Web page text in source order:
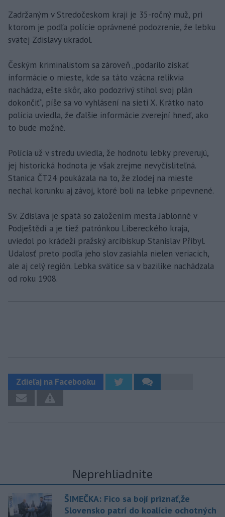
Zadržaným v Stredočeskom kraji je 35-ročný muž, pri
ktorom je podľa polície oprávnené podozrenie, že lebku
svätej Zdislavy ukradol.
Českým kriminalistom sa zároveň „podarilo získať
informácie o mieste, kde sa táto vzácna relikvia
nachádza, ešte skôr, ako podozrivý stihol svoj plán
dokončiť“, píše sa vo vyhlásení na sieti X. Krátko nato
polícia uviedla, že ďalšie informácie zverejní hneď, ako
to bude možné.
Polícia už v stredu uviedla, že hodnotu lebky preverujú,
jej historická hodnota je však zrejme nevyčísliteľná.
Stanica ČT24 poukázala na to, že zlodej na mieste
nechal korunku aj závoj, ktoré boli na lebke pripevnené.
Sv. Zdislava je spätá so založením mesta Jablonné v
Podještědí a je tiež patrónkou Libereckého kraja,
uviedol po krádeži pražský arcibiskup Stanislav Přibyl.
Udalosť preto podľa jeho slov zasiahla nielen veriacich,
ale aj celý región. Lebka svätice sa v bazilike nachádzala
od roku 1908.
Zdieľaj na Facebooku
Neprehliadnite
ŠIMEČKA: Fico sa bojí priznať,že
Slovensko patrí do koalície ochotných